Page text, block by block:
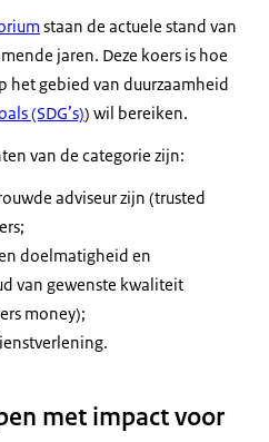
staan de actuele stand van
jaren. Deze koers is hoe
het gebied van duurzaamheid
(SDG’s)) wil bereiken.
van de categorie zijn:
adviseur zijn (trusted
doelmatigheid en
van gewenste kwaliteit
money);
met impact voor